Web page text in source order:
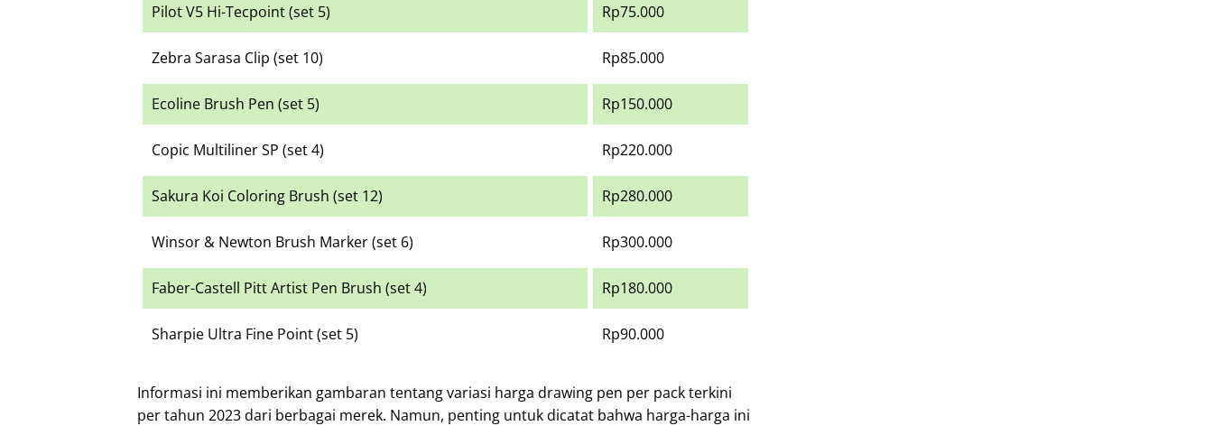
Pilot V5 Hi-Tecpoint (set 5) Rp75.000
Zebra Sarasa Clip (set 10) Rp85.000
Ecoline Brush Pen (set 5) Rp150.000
Copic Multiliner SP (set 4) Rp220.000
Sakura Koi Coloring Brush (set 12) Rp280.000
Winsor & Newton Brush Marker (set 6) Rp300.000
Faber-Castell Pitt Artist Pen Brush (set 4) Rp180.000
Sharpie Ultra Fine Point (set 5) Rp90.000
Informasi ini memberikan gambaran tentang variasi harga drawing pen per pack terkini
per tahun 2023 dari berbagai merek. Namun, penting untuk dicatat bahwa harga-harga ini